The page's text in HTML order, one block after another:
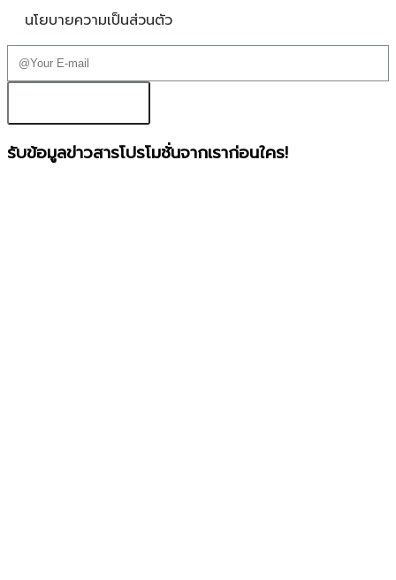
นโยบายความเป็นส่วนตัว
รับข้อมูลข่าวสารโปรโมชั่นจากเราก่อนใคร!